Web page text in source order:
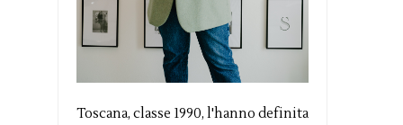
Toscana, classe 1990, l'hanno definita